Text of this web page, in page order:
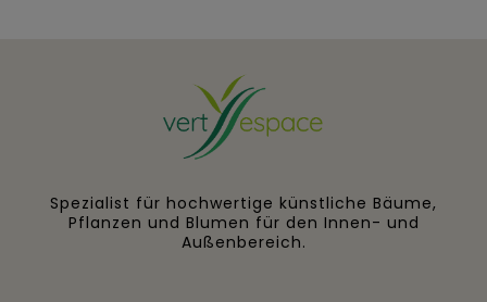
Spezialist für hochwertige künstliche Bäume,
Pflanzen und Blumen für den Innen- und
Außenbereich.